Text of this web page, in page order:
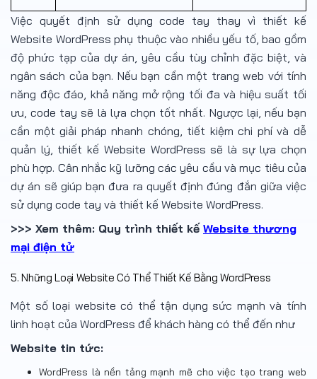
Việc quyết định sử dụng code tay thay vì thiết kế
Website WordPress phụ thuộc vào nhiều yếu tố, bao gồm
độ phức tạp của dự án, yêu cầu tùy chỉnh đặc biệt, và
ngân sách của bạn. Nếu bạn cần một trang web với tính
năng độc đáo, khả năng mở rộng tối đa và hiệu suất tối
ưu, code tay sẽ là lựa chọn tốt nhất. Ngược lại, nếu bạn
cần một giải pháp nhanh chóng, tiết kiệm chi phí và dễ
quản lý, thiết kế Website WordPress sẽ là sự lựa chọn
phù hợp. Cân nhắc kỹ lưỡng các yêu cầu và mục tiêu của
dự án sẽ giúp bạn đưa ra quyết định đúng đắn giữa việc
sử dụng code tay và thiết kế Website WordPress.
>>> Xem thêm: Quy trình thiết kế Website thương
mại điện tử
5. Những Loại Website Có Thể Thiết Kế Bằng WordPress
Một số loại website có thể tận dụng sức mạnh và tính
linh hoạt của WordPress để khách hàng có thể đến như
Website tin tức:
WordPress là nền tảng mạnh mẽ cho việc tạo trang web